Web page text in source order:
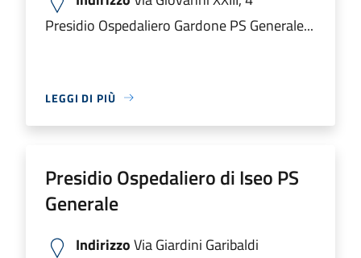
Presidio Ospedaliero Gardone PS Generale...
LEGGI DI PIÙ
Presidio Ospedaliero di Iseo PS
Generale
IndirizzoVia Giardini Garibaldi